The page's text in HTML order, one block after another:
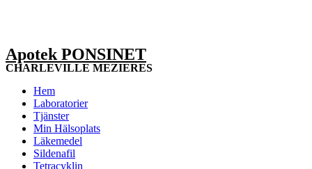
Apotek PONSINET
CHARLEVILLE MEZIERES
Hem
Laboratorier
Tjänster
Min Hälsoplats
Läkemedel
Sildenafil
Tetracyklin